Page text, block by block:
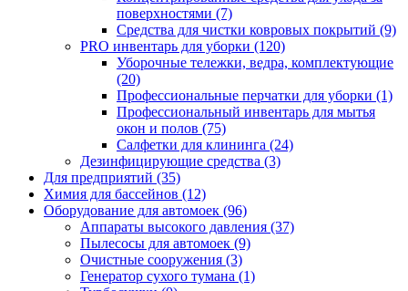
поверхностями (7)
Средства для чистки ковровых покрытий (9)
PRO инвентарь для уборки (120)
Уборочные тележки, ведра, комплектующие
(20)
Профессиональные перчатки для уборки (1)
Профессиональный инвентарь для мытья
окон и полов (75)
Салфетки для клининга (24)
Дезинфицирующие средства (3)
Для предприятий (35)
Химия для бассейнов (12)
Оборудование для автомоек (96)
Аппараты высокого давления (37)
Пылесосы для автомоек (9)
Очистные сооружения (3)
Генератор сухого тумана (1)